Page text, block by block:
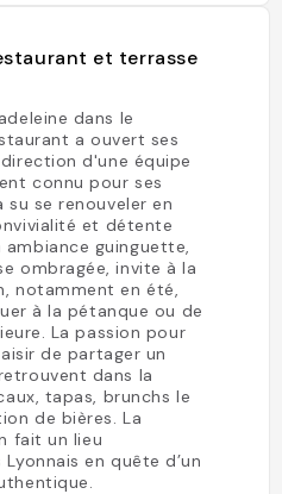
et terrasse
dans le
a ouvert ses
d'une équipe
connu pour ses
se renouveler en
et détente
guinguette,
ombragée, invite à la
notamment en été,
à la pétanque ou de
La passion pour
de partager un
dans la
tapas, brunchs le
de bières. La
fait un lieu
en quête d’un